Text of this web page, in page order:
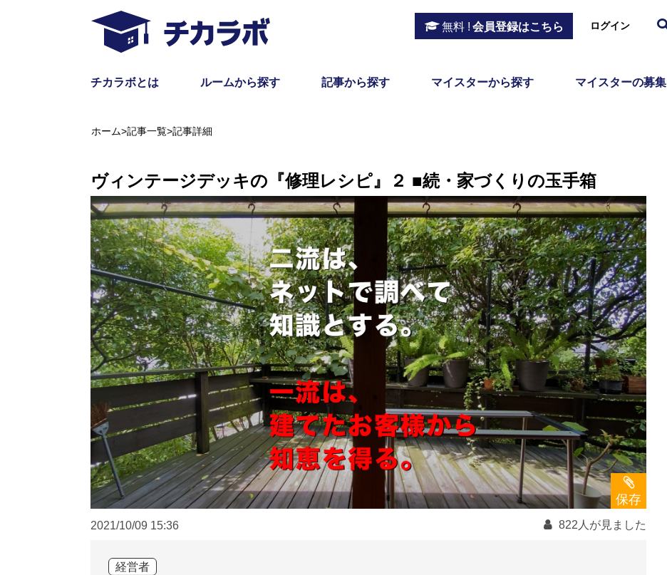
無料 ! 会員登録はこちら ログイン
チカラボとは ルームから探す 記事から探す マイスターから探す マイスターの募集
ホーム>記事一覧>記事詳細
ヴィンテージデッキの『修理レシピ』２ ■続・家づくりの玉手箱
保存
2021/10/09 15:36 822人が見ました
経営者